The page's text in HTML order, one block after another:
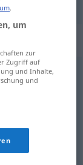
.
um
zur
Zugriff auf
und Inhalte,
und